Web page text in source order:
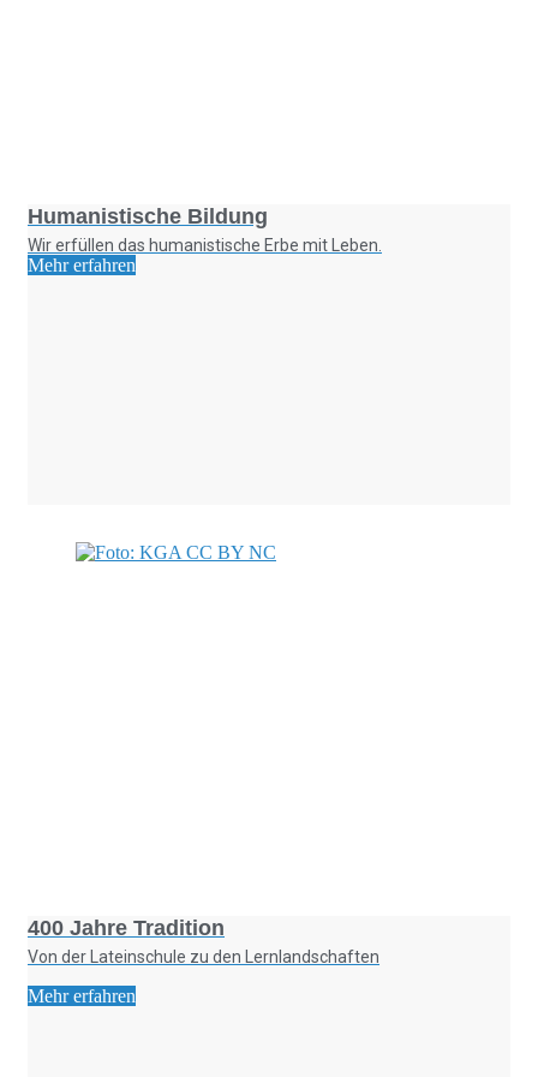
Humanistische Bildung
Wir erfüllen das humanistische Erbe mit Leben.
Mehr erfahren
400 Jahre Tradition
Von der Lateinschule zu den Lernlandschaften
Mehr erfahren